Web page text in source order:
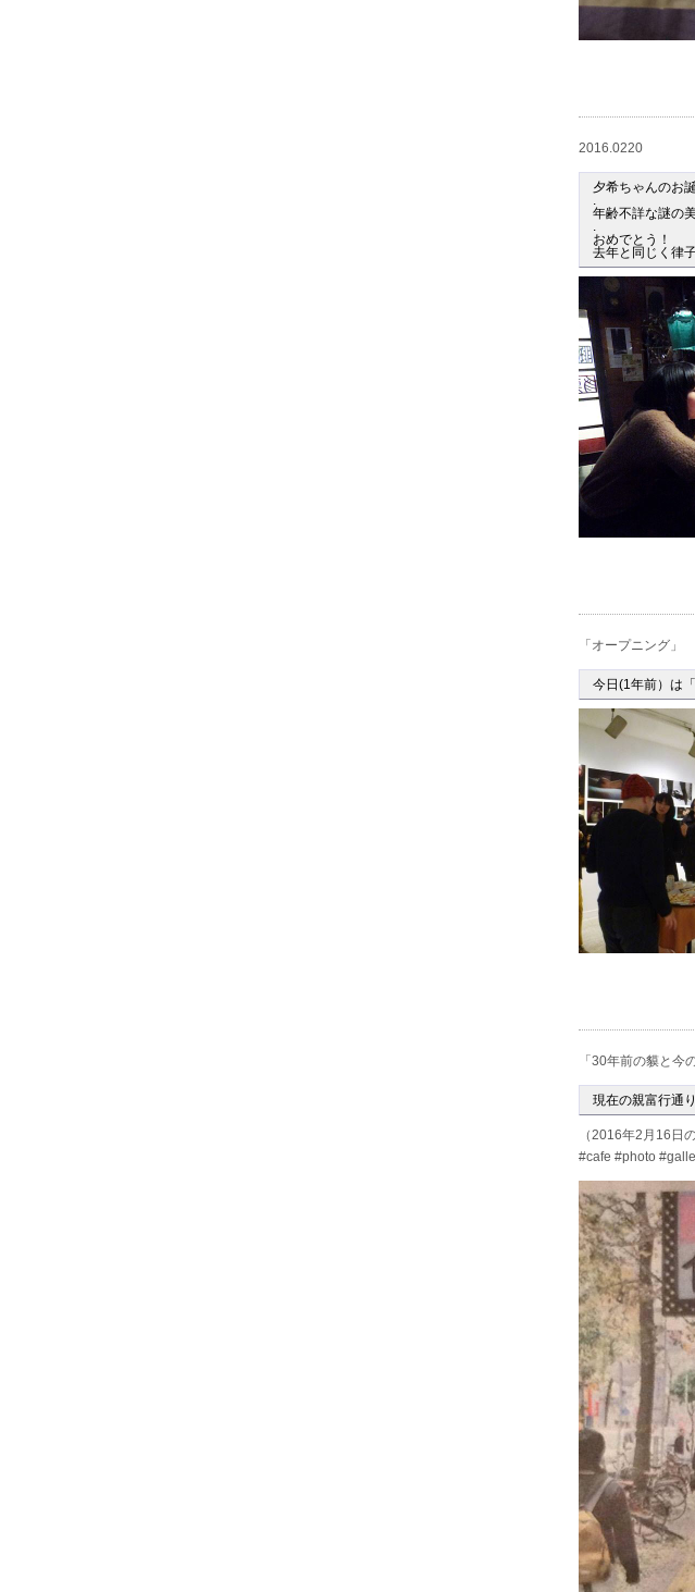
2016.0220
夕希ちゃんのお
.
年齢不詳な謎の
.
おめでとう！
去年と同じく律
「オープニング」
今日(1年前）は
「30年前の貘と今
現在の親富行通
（2016年2月16日
‪#‎cafe‬ ‪#‎photo‬